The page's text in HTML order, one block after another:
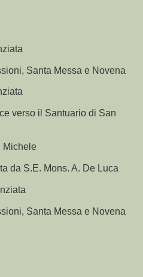
Santa Messa e Novena
verso il Santuario di San
Michele
da S.E. Mons. A. De Luca
Santa Messa e Novena